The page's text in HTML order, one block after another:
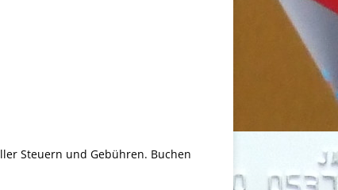
Steuern und Gebühren. Buchen